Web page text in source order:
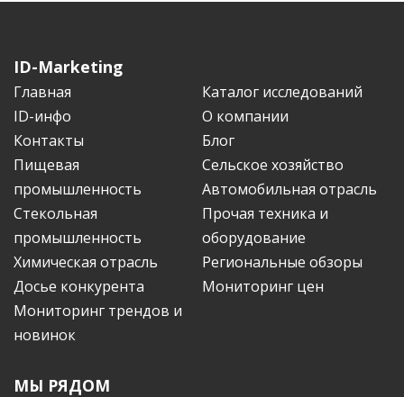
ID-Marketing
Главная
Каталог исследований
ID-инфо
О компании
Контакты
Блог
Пищевая
промышленность
Сельское хозяйство
Автомобильная отрасль
Стекольная
промышленность
Прочая техника и
оборудование
Химическая отрасль
Региональные обзоры
Досье конкурента
Мониторинг цен
Мониторинг трендов и
новинок
МЫ РЯДОМ